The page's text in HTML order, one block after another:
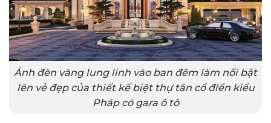
Ánh đèn vàng lung linh vào ban đêm làm nổi bật
lên vẻ đẹp của thiết kế biệt thự tân cổ điển kiểu
Pháp có gara ô tô